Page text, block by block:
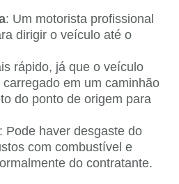
: Um motorista profissional
dirigir o veículo até o
rápido, já que o veículo
em um caminhão
do ponto de origem para
: Pode haver desgaste do
com combustível e
do contratante.